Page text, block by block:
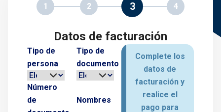
1 2 3 4
Datos de facturación
Tipo de
persona
Tipo de
documento
Número
de
Nombres
Complete los
datos de
facturación y
realice el
pago para